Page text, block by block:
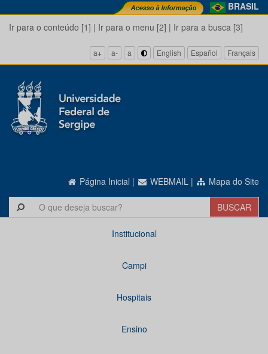
BRASIL
Ir para o conteúdo [1] | Ir para o menu [2] | Ir para a busca [3]
a+ a- a English Español Français
Página Inicial | WEBMAIL | Mapa do Site
Institucional
Campi
Hospitais
Ensino